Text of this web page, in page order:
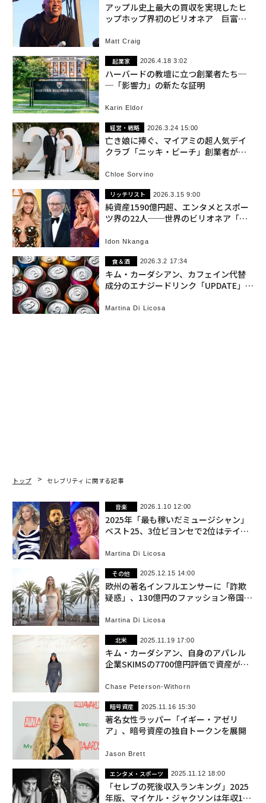
アップル史上最大の買収を実現したヒ
ップホップ界初のビリオネア 巨富を
Matt Craig
起業家 2026.4.18 3:02
ハーバードの教壇に立つ創業者たち─
─「影響力」の新たな証明
Karin Eldor
経営・戦略 2026.3.24 15:00
亡き娘に捧ぐ、マイアミの超人気デイ
クラブ「ニッキ・ビーチ」創業者が守
Chloe Sorvino
リッチリスト 2026.3.15 9:00
純資産1590億円超、エンタメとスポー
ツ界の22人──世界のビリオネア「セ
Idon Nkanga
食＆酒 2026.3.2 17:34
キム・カーダシアン、カフェイン代替
成分のエナジードリンク「UPDATE」に
Martina Di Licosa
トップ セレブリティ に関する記事
音楽 2026.1.10 12:00
2025年「最も稼いだミュージシャン」
ベスト25、3位ビヨンセで2位はテイラ
Martina Di Licosa
その他 2025.12.15 14:00
欧州の著名インフルエンサーに「詐欺
疑惑」、130億円のファッション帝国が
Martina Di Licosa
北米 2025.11.19 17:00
キム・カーダシアン、自身のアパレル
企業SKIMSの7700億円評価で資産が過
Chase Peterson-Withorn
暗号資産 2025.11.16 15:30
著名女性ラッパー「イギー・アゼリ
ア」、暗号資産の独自トークンを展開
Jason Brett
エンタメ・スポーツ 2025.11.12 18:00
「セレブの死後収入ランキング」2025
年版、マイケル・ジャクソンは年収160